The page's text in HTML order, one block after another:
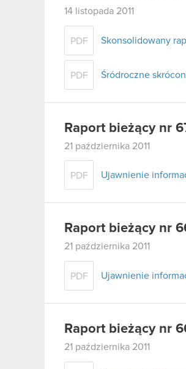
14 listopada 2011
PDF Skonsolidowany
PDF Śródroczne
Raport bieżący nr
21 października 2011
PDF Ujawnienie
Raport bieżący nr
21 października 2011
PDF Ujawnienie
Raport bieżący nr
21 października 2011